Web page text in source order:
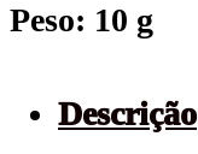
Peso: 10 g
Descrição